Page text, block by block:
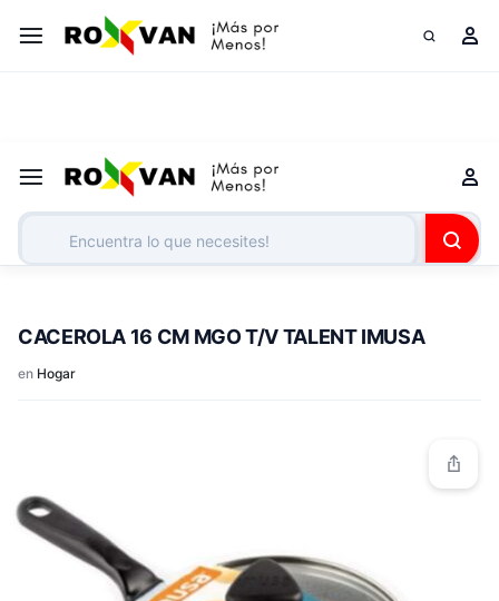
¡Somos tus grandes aliados corporativos! Cotiza tu
CACEROLA 16 CM MGO T/V TALENT IMUSA
en Hogar